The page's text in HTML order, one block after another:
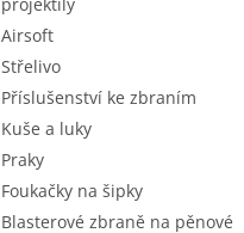
Airsoft
Střelivo
Příslušenství ke zbraním
Kuše a luky
Praky
Foukačky na šipky
Blasterové zbraně na pěnové